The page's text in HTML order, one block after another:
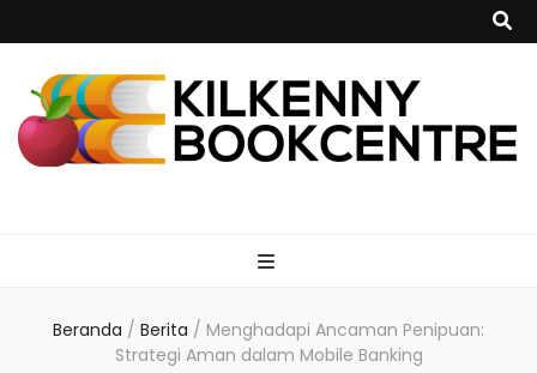
Beranda / Berita / Menghadapi Ancaman Penipuan:
Strategi Aman dalam Mobile Banking